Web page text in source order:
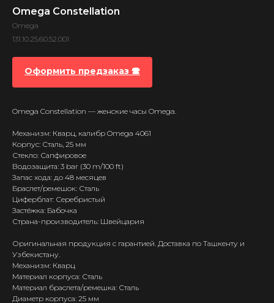
Omega Constellation
Omega
131.10.25.60.52.001
Оформить предзаказ 🕿
Omega Constellation — женские часы Omega.
Механизм: Кварц, калибр Omega 4061
Корпус: Сталь, 25 мм
Стекло: Сапфировое
Водозащита: 3 bar (30 m/100 ft)
Запас хода: до 48 месяцев
Браслет/ремешок: Сталь
Циферблат: Серебристый
Застёжка: Бабочка
Страна-производитель: Швейцария
Оригинальная продукция с гарантией. Доставка по Ташкенту и
Узбекистану.
Механизм: Кварц
Материал корпуса: Сталь
Материал браслета/ремешка: Сталь
Диаметр корпуса: 25 мм